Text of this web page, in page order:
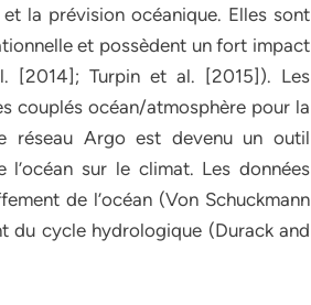
la prévision océanique. Elles sont
et possèdent un fort impact
[2014]; Turpin et al. [2015]). Les
couplés océan/atmosphère pour la
réseau Argo est devenu un outil
sur le climat. Les données
de l’océan (Von Schuckmann
du cycle hydrologique (Durack and